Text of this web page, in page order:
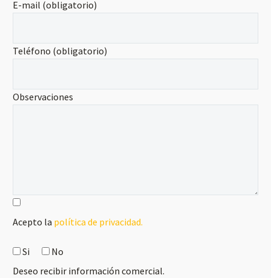
E-mail (obligatorio)
Teléfono (obligatorio)
Observaciones
Acepto la política de privacidad.
Si
No
Deseo recibir información comercial.